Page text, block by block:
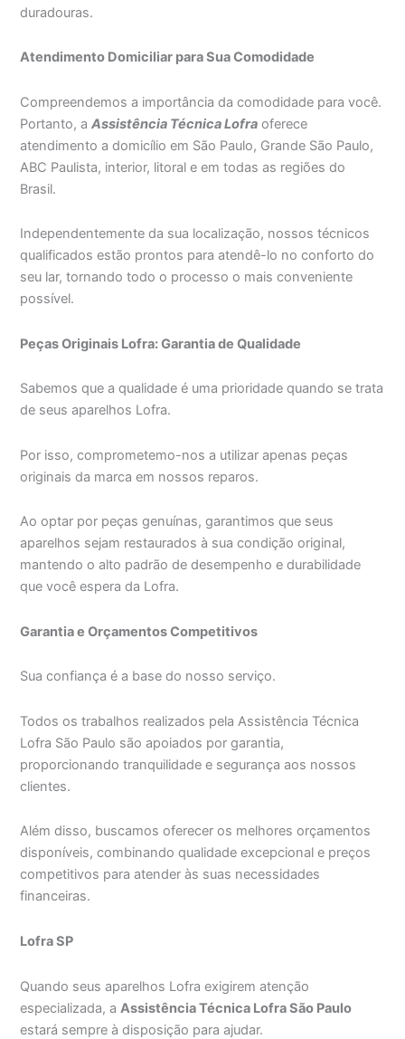
duradouras.
Atendimento Domiciliar para Sua Comodidade
Compreendemos a importância da comodidade para você.
Portanto, aAssistência Técnica Lofra oferece
atendimento a domicílio em São Paulo, Grande São Paulo,
ABC Paulista, interior, litoral e em todas as regiões do
Brasil.
Independentemente da sua localização, nossos técnicos
qualificados estão prontos para atendê-lo no conforto do
seu lar, tornando todo o processo o mais conveniente
possível.
Peças Originais Lofra: Garantia de Qualidade
Sabemos que a qualidade é uma prioridade quando se trata
de seus aparelhos Lofra.
Por isso, comprometemo-nos a utilizar apenas peças
originais da marca em nossos reparos.
Ao optar por peças genuínas, garantimos que seus
aparelhos sejam restaurados à sua condição original,
mantendo o alto padrão de desempenho e durabilidade
que você espera da Lofra.
Garantia e Orçamentos Competitivos
Sua confiança é a base do nosso serviço.
Todos os trabalhos realizados pela Assistência Técnica
Lofra São Paulo são apoiados por garantia,
proporcionando tranquilidade e segurança aos nossos
clientes.
Além disso, buscamos oferecer os melhores orçamentos
disponíveis, combinando qualidade excepcional e preços
competitivos para atender às suas necessidades
financeiras.
Lofra SP
Quando seus aparelhos Lofra exigirem atenção
especializada, a Assistência Técnica Lofra São Paulo
estará sempre à disposição para ajudar.